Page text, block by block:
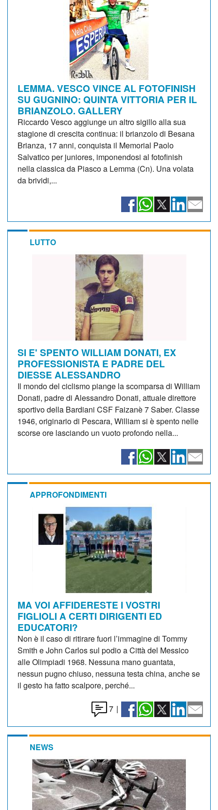
LEMMA. VESCO VINCE AL FOTOFINISH
SU GUGNINO: QUINTA VITTORIA PER IL
BRIANZOLO. GALLERY
Riccardo Vesco aggiunge un altro sigillo alla sua
stagione di crescita continua: il brianzolo di Besana
Brianza, 17 anni, conquista il Memorial Paolo
Salvatico per juniores, imponendosi al fotofinish
nella classica da Piasco a Lemma (Cn). Una volata
da brividi,...
LUTTO
SI E' SPENTO WILLIAM DONATI, EX
PROFESSIONISTA E PADRE DEL
DIESSE ALESSANDRO
Il mondo del ciclismo piange la scomparsa di William
Donati, padre di Alessandro Donati, attuale direttore
sportivo della Bardiani CSF Faizanè 7 Saber. Classe
1946, originario di Pescara, William si è spento nelle
scorse ore lasciando un vuoto profondo nella...
APPROFONDIMENTI
MA VOI AFFIDERESTE I VOSTRI
FIGLIOLI A CERTI DIRIGENTI ED
EDUCATORI?
Non è il caso di ritirare fuori l’immagine di Tommy
Smith e John Carlos sul podio a Città del Messico
alle Olimpiadi 1968. Nessuna mano guantata,
nessun pugno chiuso, nessuna testa china, anche se
il gesto ha fatto scalpore, perché...
7 |
NEWS